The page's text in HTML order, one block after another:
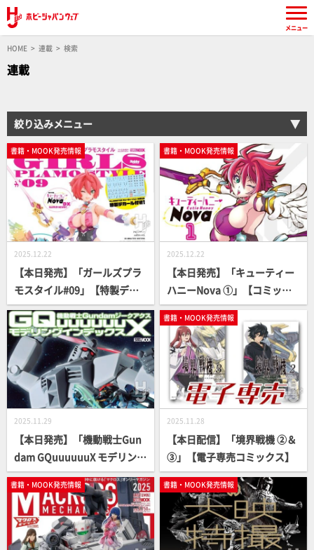
HOME 連載 検索
連載
絞り込みメニュー
書籍・MOOK発売情報
2025.12.22
【本日発売】「ガールズプラ
モスタイル#09」【特製デカ
ール付属】
書籍・MOOK発売情報
2025.12.22
【本日発売】「キューティー
ハニーNova ①」【コミック
ス】
2025.11.29
【本日発売】「機動戦士Gun
dam GQuuuuuuX モデリング
インデックス」【ガンプラ】
書籍・MOOK発売情報
2025.11.28
【本日配信】「境界戦機 ②＆
③」【電子専売コミックス】
書籍・MOOK発売情報 書籍・MOOK発売情報
メニュー